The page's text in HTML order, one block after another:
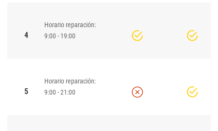
4
Horario reparación:
9:00 - 19:00
5
Horario reparación:
9:00 - 21:00